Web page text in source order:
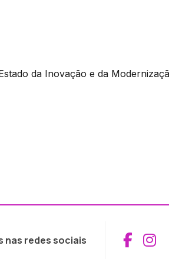
da Inovação e da
nas redes sociais